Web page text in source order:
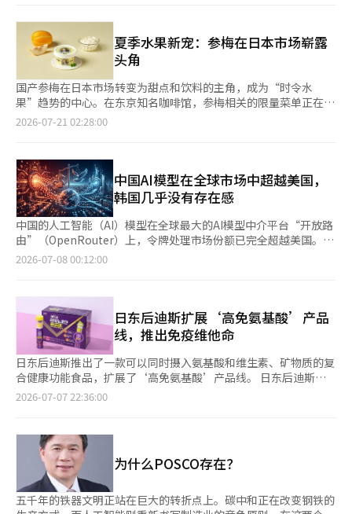
菌HP7相对广泛地改变了肠道微生物群落结构，而热处理HP7则表
现出对特定微生物群的选择性变化。 论文研究团队基于此认为，
热处理的HP7仍保持生物活性，未来作为调节肠道运动的后益生菌
候选材料值得进一步研究。 hy中央研究所新材料开发团队负责人
金珠妍表示：“此次研究将HP7的研究范围从胃扩展至肠道，确认
了活菌与后益生菌的共同点和差异，未来将继续积累各菌株的科学
依据，开发考虑各形式特性的产品和材料。” ※ 本报道经人工智
能（AI）系统翻译与编辑。
从功能性材料的发掘到人体应用试验、产品化的研发体系而受到认
可。研究人员中有相当一部分正在研究下一代益生菌和微生物组，
逐步扩大基础研究能力。 研究成果也在不断积累。hy通过益生菌
和天然物基础研究，已获得6种个别认可型功能性材料。截至目
前，注册专利已达126项，SCI级论文122篇。美国食品药品监督管
理局（FDA）新健康食品原料（NDI）中，包含2项体脂减少复合
菌株，以及皮肤健康、抗炎等共5项。 最近，hy基于研究成果扩大
原料业务。去年原料销售额较前一年增长27%，达150亿韩元。与
额已超过560亿韩元。hy期待随着论山工厂内益生菌冷冻干燥生产
设施的完工，原料交易规模将进一步扩大。 李在焕hy中央研究所
所长表示：“此次被评为最优秀企业附属研究所，是对我们长期积
累的研发能力和技术竞争力的认可。我们将通过开发全球水平的功
能性材料，为提升国民健康做出贡献。” hy中央研究所是韩国食
品行业首个企业附属研究所，成立于1976年，旨在实现乳酸菌的
国产化，今年迎来成立50周年。1995年成功实现国内首次乳酸菌
国产化，目前运营着从泡菜和酱类中收集和分离的5100余种菌株
夏季水果新宠：参梅在日本市场崭露
头角
国产参梅在日本市场转变为甜点和饮料的主角，成为“时令水
果”趋势的中心。在东京知名咖啡馆，参梅相关的限量菜单正在销
售，大型流通商也在进行试吃活动，逐渐提升了“韩国甜瓜”的存
口额达105万5000美元，出口量为271吨，分别同比增长31.4%和
39.0%。今年以来，增长势头依然强劲。到4月为止的累计出口额
为49万2700美元，出口量为99吨，分别同比增长32.2%和
37.1%。 农业农村事务部和韩国农水产食品流通公社(aT)基于这一
增长趋势，将参梅选定为今年对日战略产品，并开展宣传活动。从
5月起，在日本全国约400个流通商店进行参梅试吃和促销活动，
并在永旺零售、唐吉诃德、马基亚等主要流通渠道设立了专用销售
区。 为了扩大消费者接触点，市场营销也在积极进行。最近，东
为主的限量菜单。推出了参梅塔特和参梅牛奶苏打、参梅酸奶盘
等，并开展了‘#参梅发现’的社交媒体活动，提升了知名度。与
其他热门咖啡馆的合作也在继续，参梅作为甜点材料的消费文化正
在扩展。 参梅在日本获得竞争力的背景是消费趋势的变化。日本
一人家庭比例较高，消费者更倾向于选择价格适中、易于享用的水
果，而非价格昂贵的大型甜瓜。参梅因其价格较低且适合一次食用
的特点，成为了替代水果的关注对象。 此外，参梅的功能性也是
其优势之一。参梅中含有的GABA成分于2023年被日本消费者厅认
到日本功能性标示食品中新鲜食品的比例不到3%，这一案例被认
为是异常的。 在海外确认的参梅独特人气和商品性也迅速反映在
国内食品行业的产品策略上。过去夏季的营销主要集中在西瓜上，
而现在以参梅为主的新菜单不断推出，时令水果的品类正在扩大。
公茶韩国推出了“2026夏季系列”的第二款产品，使用国产星州
参梅制作的“脆爽参梅奶茶”和“脆爽参梅冰沙”。在之前推出的
2026-07-21 02:28:00
中国AI模型在全球市场中超越美国，
韩国几乎没有存在感
中国的人工智能（AI）模型在全球最大的AI模型中介平台“开放路
由”（OpenRouter）上，令牌处理市场份额已完全超越美国。经
过一年的变化，市场份额的逆转表明，中美AI竞争的焦点已从模型
为48%，而美国模型为20%。 一年前，即2025年6月，美国的市
场份额为74%，中国为20%，这一局面已完全逆转。开放路由是
一个全球开发者可以通过单一API调用400多个AI模型的平台，其
周处理量达到25万亿令牌，成为实际开发中模型选择的一个重要指
标。 使用量差距超过三倍。在前九个模型中，中国模型的周使用
量约为18万亿令牌，远超美国模型的约5.5万亿令牌。 在6月的排
行榜上，深思科技的“V4闪电”以最高令牌量位列第一，腾讯
的“Hy3”位列第二，中国开源模型占据前十名中的六个。曾经主
位。 逆转的原因在于价格。中国模型的API价格比美国主要模型便
宜10到20倍，深思科技的V4闪电在输出令牌方面的价格比GPT-
5.5便宜最多150倍。随着编码和代理工作在平台整体使用量中所占
比例从去年初的11%增长到50%以上，令牌消耗激增，成本成为
模型选择的首要标准。美国风险投资公司安德森·霍洛维茨估计，
约80%的使用开源AI堆栈的初创公司正在运行中国模型。 性能差
2026-07-08 00:12:00
日东后迪斯扩展‘高免氨基酸’产品
线，推出免疫维他命
日东后迪斯推出了一款可以同时摄入氨基酸和维生素、矿物质的复
合健康功能食品，扩展了‘高免氨基酸’产品线。 日东后迪斯于7
日宣布推出高含量氨基酸品牌高免氨基酸的新产品‘高免氨基酸免
入。每瓶含有2550毫克氨基酸和20种维生素、矿物质。 其中，帮
助恢复疲劳的BCAA含量为400毫克，并配合了维生素B1、B2、
B6、B12等四种维生素B群。日东后迪斯表示，部分维生素B群的
含量设计为每日营养成分基准值的最高2000%。 此外，采用了提
高脂溶性维生素和矿物质吸收率的‘脂质体维生素C’，使得摄入
2026-07-07 22:36:00
为什么POSCO存在？
五千年的铁器文明正站在巨大的转折点上。碳中和正在改变钢铁的